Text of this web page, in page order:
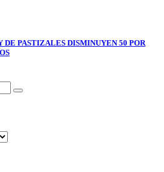
DE PASTIZALES DISMINUYEN 50 POR